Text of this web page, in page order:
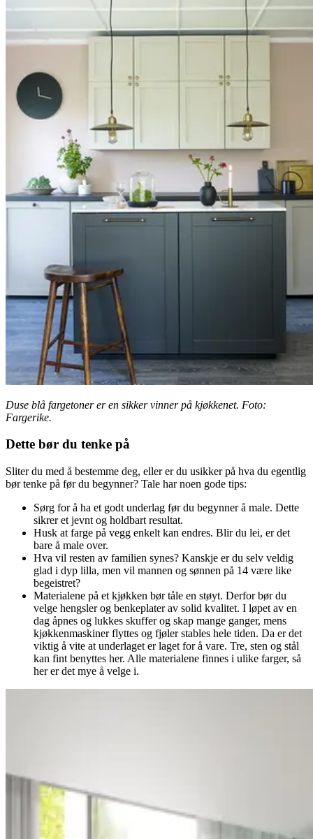
Duse blå fargetoner er en sikker vinner på kjøkkenet. Foto:
Fargerike.
Dette bør du tenke på
Sliter du med å bestemme deg, eller er du usikker på hva du egentlig
bør tenke på før du begynner? Tale har noen gode tips:
Sørg for å ha et godt underlag før du begynner å male. Dette
sikrer et jevnt og holdbart resultat.
Husk at farge på vegg enkelt kan endres. Blir du lei, er det
bare å male over.
Hva vil resten av familien synes? Kanskje er du selv veldig
glad i dyp lilla, men vil mannen og sønnen på 14 være like
begeistret?
Materialene på et kjøkken bør tåle en støyt. Derfor bør du
velge hengsler og benkeplater av solid kvalitet. I løpet av en
dag åpnes og lukkes skuffer og skap mange ganger, mens
kjøkkenmaskiner flyttes og fjøler stables hele tiden. Da er det
viktig å vite at underlaget er laget for å vare. Tre, sten og stål
kan fint benyttes her. Alle materialene finnes i ulike farger, så
her er det mye å velge i.